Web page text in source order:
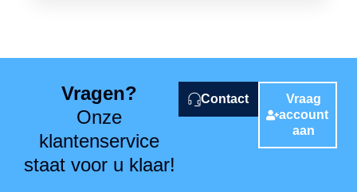
Vragen?
Onze
klantenservice
staat voor u klaar!
Contact
Vraag
account
aan